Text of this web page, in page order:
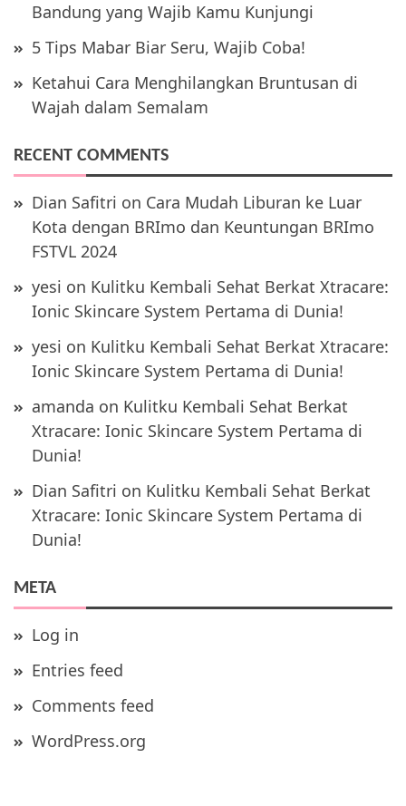
Bandung yang Wajib Kamu Kunjungi
5 Tips Mabar Biar Seru, Wajib Coba!
Ketahui Cara Menghilangkan Bruntusan di
Wajah dalam Semalam
RECENT COMMENTS
Dian Safitri on Cara Mudah Liburan ke Luar
Kota dengan BRImo dan Keuntungan BRImo
FSTVL 2024
yesi on Kulitku Kembali Sehat Berkat Xtracare:
Ionic Skincare System Pertama di Dunia!
yesi on Kulitku Kembali Sehat Berkat Xtracare:
Ionic Skincare System Pertama di Dunia!
amanda on Kulitku Kembali Sehat Berkat
Xtracare: Ionic Skincare System Pertama di
Dunia!
Dian Safitri on Kulitku Kembali Sehat Berkat
Xtracare: Ionic Skincare System Pertama di
Dunia!
META
Log in
Entries feed
Comments feed
WordPress.org